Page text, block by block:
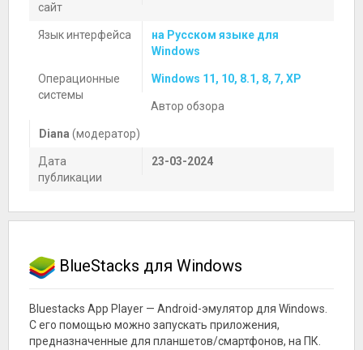
сайт
Язык интерфейса
на Русском языке для
Windows
Операционные
системы
Windows 11, 10, 8.1, 8, 7, XP
Автор обзора
Diana (модератор)
Дата
публикации
23-03-2024
BlueStacks для Windows
Bluestacks App Player — Android-эмулятор для Windows.
С его помощью можно запускать приложения,
предназначенные для планшетов/смартфонов, на ПК.